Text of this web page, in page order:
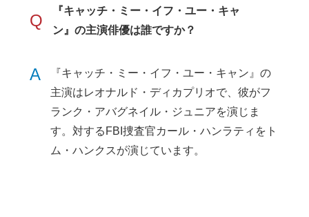
Q
『キャッチ・ミー・イフ・ユー・キャ
ン』の主演俳優は誰ですか？
A
『キャッチ・ミー・イフ・ユー・キャン』の
主演はレオナルド・ディカプリオで、彼がフ
ランク・アバグネイル・ジュニアを演じま
す。対するFBI捜査官カール・ハンラティをト
ム・ハンクスが演じています。